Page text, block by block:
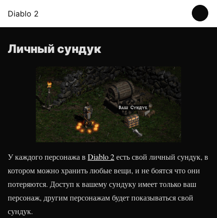
Diablo 2
Личный сундук
У каждого персонажа в Diablo 2есть свой личный сундук, в
котором можно хранить любые вещи, и не боятся что они
потеряются. Доступ к вашему сундуку имеет только ваш
персонаж, другим персонажам будет показываться свой
сундук.